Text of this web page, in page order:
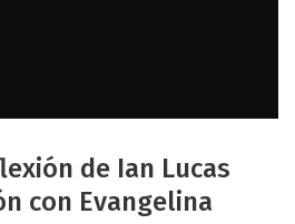
de Ian Lucas
con Evangelina